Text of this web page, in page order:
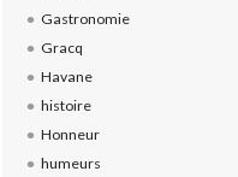
Gastronomie
Gracq
Havane
histoire
Honneur
humeurs